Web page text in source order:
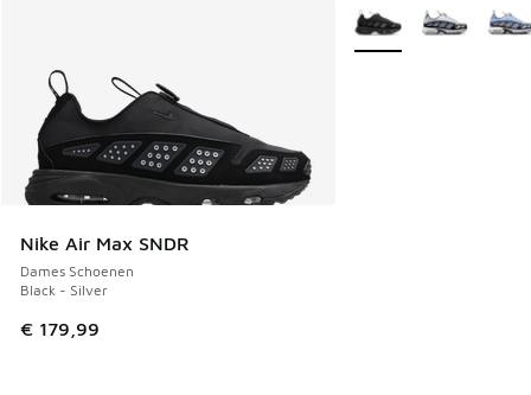
Nike Air Max SNDR
Dames Schoenen
Black - Silver
€ 179,99
Meer kleuren